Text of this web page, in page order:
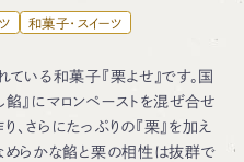
和菓子・スイーツ
いる和菓子『栗よせ』です。国
』にマロンペーストを混ぜ合せ
さらにたっぷりの『栗』を加え
めらかな餡と栗の相性は抜群で